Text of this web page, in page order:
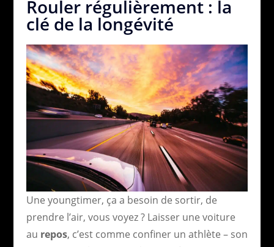
Rouler régulièrement : la
clé de la longévité
Une youngtimer, ça a besoin de sortir, de
prendre l’air, vous voyez ? Laisser une voiture
au repos, c’est comme confiner un athlète – son